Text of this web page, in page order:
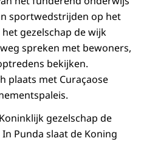
sportwedstrijden op het
gezelschap de wijk
spreken met bewoners,
bekijken.
plaats met Curaçaose
gezelschap de
Punda slaat de Koning